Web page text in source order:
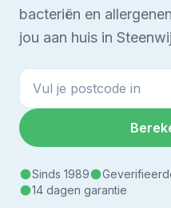
bacteriën en
jou aan huis in
Sinds 1989
14 dagen garantie